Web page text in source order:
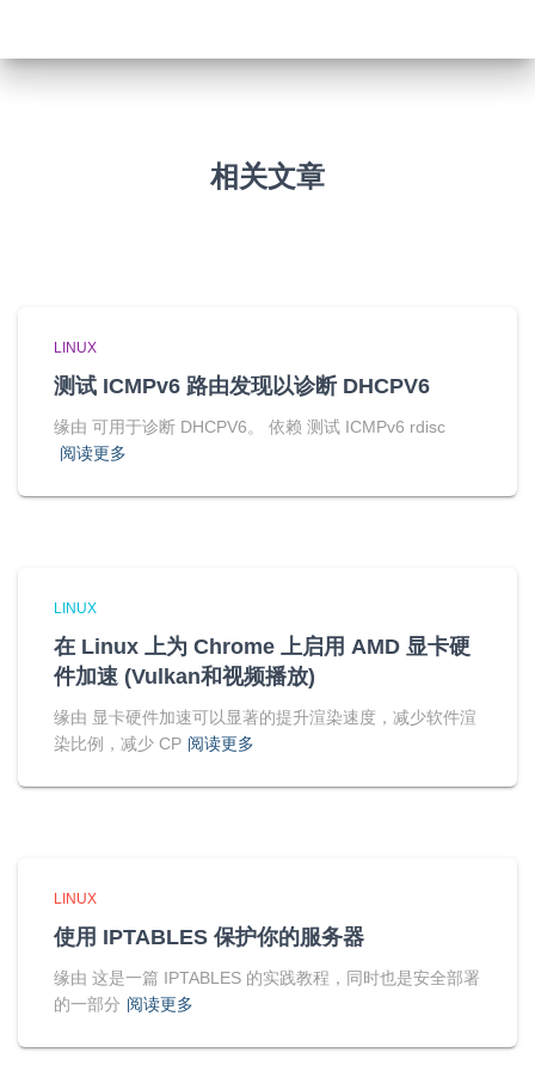
相关文章
LINUX
测试 ICMPv6 路由发现以诊断 DHCPV6
缘由 可用于诊断 DHCPV6。 依赖 测试 ICMPv6 rdisc
阅读更多
LINUX
在 Linux 上为 Chrome 上启用 AMD 显卡硬
件加速 (Vulkan和视频播放)
缘由 显卡硬件加速可以显著的提升渲染速度，减少软件渲
染比例，减少 CP 阅读更多
LINUX
使用 IPTABLES 保护你的服务器
缘由 这是一篇 IPTABLES 的实践教程，同时也是安全部署
的一部分 阅读更多